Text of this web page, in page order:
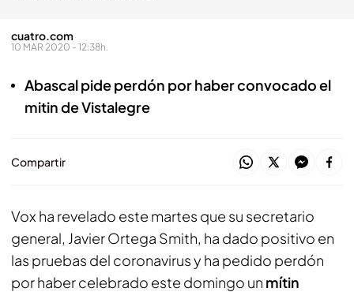
cuatro.com
10 MAR 2020 - 12:38h.
Abascal pide perdón por haber convocado el
mitin de Vistalegre
Compartir
Vox ha revelado este martes que su secretario
general, Javier Ortega Smith, ha dado positivo en
las pruebas del coronavirus y ha pedido perdón
por haber celebrado este domingo un mítin